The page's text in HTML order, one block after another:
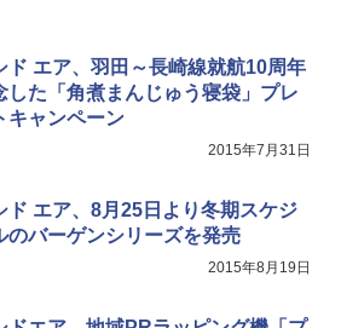
ンパーズコレクション 山善] 傘みたいに
るだけ パッとサッとテント キューブワ
ド ブラックコーティング フルクローズ メ
ンターライト 強力 小型 緑色/赤色/青紫色
充電式 高精度 超長距離照射 長時間使用
能 安全ロック付き 高安全性 金属製耐久 コ
ド エア、羽田～長崎線就航10周年
した「角煮まんじゅう寝袋」プレ
キャンペーン
2015年7月31日
ド エア、8月25日より冬期スケジ
のバーゲンシリーズを発売
2015年8月19日